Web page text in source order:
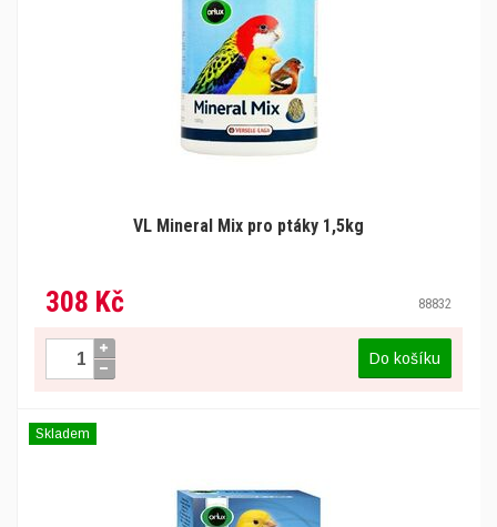
VL Mineral Mix pro ptáky 1,5kg
308 Kč 88832
Do košíku
Skladem